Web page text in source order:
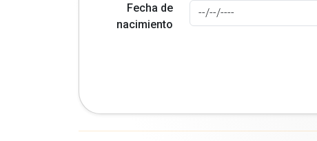
Fecha de
nacimiento